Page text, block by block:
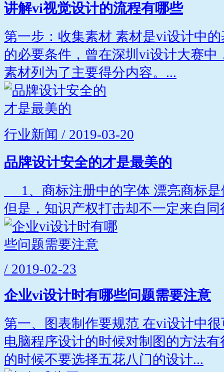
讲解vi视觉设计的流程有哪些
第一步：收集素材 素材是vi设计中
的必要条件，曾在深圳vi设计大赛
素材列为了主要得分内容。...
行业新闻 / 2019-03-20
品牌设计安全的才是最美的
1、商标注册中的字体 漂亮商标是
但是，知识产权打击却不一定来自
/ 2019-02-23
企业vi设计时有哪些问题需要注意
第一、图表制作要规范 在vi设计中
电脑程序设计的时候对制图的方法
的时候不要选择五花八门的设计...